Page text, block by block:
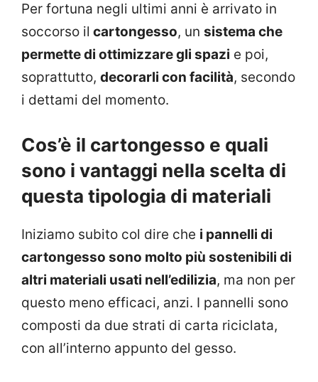
Per fortuna negli ultimi anni è arrivato in
soccorso il cartongesso, un sistema che
permette di ottimizzare gli spazi e poi,
soprattutto, decorarli con facilità, secondo
i dettami del momento.
Cos’è il cartongesso e quali
sono i vantaggi nella scelta di
questa tipologia di materiali
Iniziamo subito col dire che i pannelli di
cartongesso sono molto più sostenibili di
altri materiali usati nell’edilizia, ma non per
questo meno efficaci, anzi. I pannelli sono
composti da due strati di carta riciclata,
con all’interno appunto del gesso.